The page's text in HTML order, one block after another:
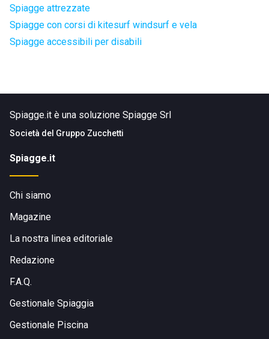
Spiagge attrezzate
Spiagge con corsi di kitesurf windsurf e vela
Spiagge accessibili per disabili
Spiagge.it è una soluzione Spiagge Srl
Società del Gruppo Zucchetti
Spiagge.it
Chi siamo
Magazine
La nostra linea editoriale
Redazione
F.A.Q.
Gestionale Spiaggia
Gestionale Piscina